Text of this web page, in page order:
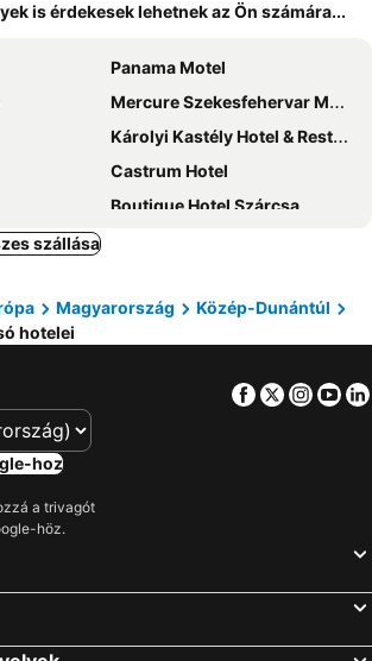
is érdekesek lehetnek az Ön számára...
Panama Motel
Mercure Szekesfehervar Magyar Kiraly
Károlyi Kastély Hotel & Restaurant
Castrum Hotel
Boutique Hotel Szárcsa
Hotel
Atrium Agárd
Dióliget - Diófácska Présház
Fogadó
Vadaszkurt Pension
Zrt
Sárkeszi
Gárdony
Dióliget - Zöld Dió Házikó
szállása
Magyarország
Közép-Dunántúl
hotelei
Facebook
Twitter
hoz
a trivagót
höz.